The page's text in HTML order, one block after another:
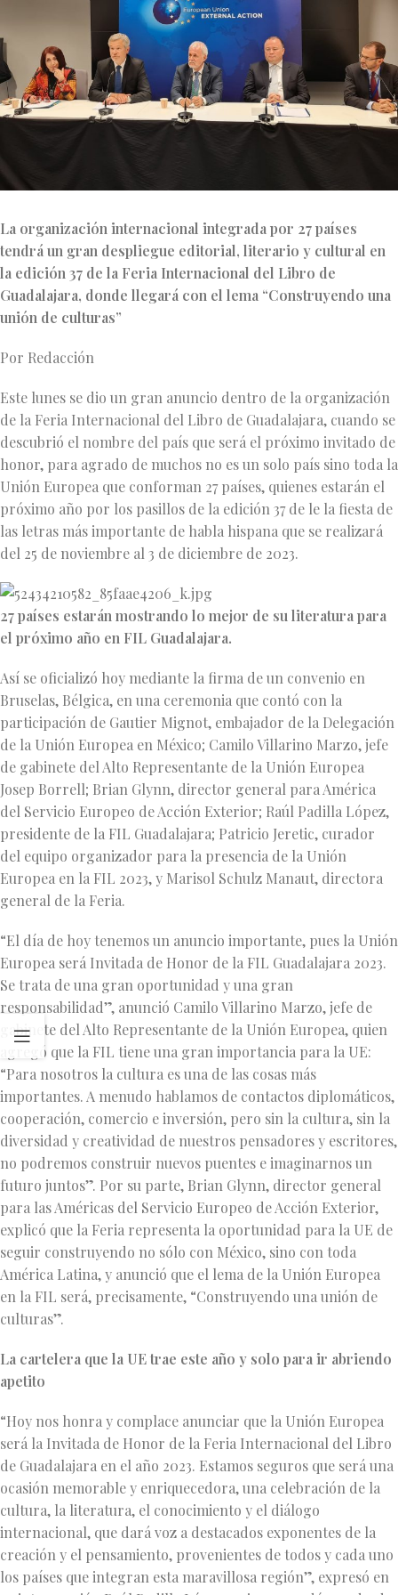
La organización internacional integrada por 27 países
tendrá un gran despliegue editorial, literario y cultural en
la edición 37 de la Feria Internacional del Libro de
Guadalajara, donde llegará con el lema “Construyendo una
unión de culturas”
Por Redacción
Este lunes se dio un gran anuncio dentro de la organización
de la Feria Internacional del Libro de Guadalajara, cuando se
descubrió el nombre del país que será el próximo invitado de
honor, para agrado de muchos no es un solo país sino toda la
Unión Europea que conforman 27 países, quienes estarán el
próximo año por los pasillos de la edición 37 de le la fiesta de
las letras más importante de habla hispana que se realizará
del 25 de noviembre al 3 de diciembre de 2023.
27 países estarán mostrando lo mejor de su literatura para
el próximo año en FIL Guadalajara.
Así se oficializó hoy mediante la firma de un convenio en
Bruselas, Bélgica, en una ceremonia que contó con la
participación de Gautier Mignot, embajador de la Delegación
de la Unión Europea en México; Camilo Villarino Marzo, jefe
de gabinete del Alto Representante de la Unión Europea
Josep Borrell; Brian Glynn, director general para América
del Servicio Europeo de Acción Exterior; Raúl Padilla López,
presidente de la FIL Guadalajara; Patricio Jeretic, curador
del equipo organizador para la presencia de la Unión
Europea en la FIL 2023, y Marisol Schulz Manaut, directora
general de la Feria.
“El día de hoy tenemos un anuncio importante, pues la Unión
Europea será Invitada de Honor de la FIL Guadalajara 2023.
Se trata de una gran oportunidad y una gran
responsabilidad”, anunció Camilo Villarino Marzo, jefe de
gabinete del Alto Representante de la Unión Europea, quien
agregó que la FIL tiene una gran importancia para la UE:
“Para nosotros la cultura es una de las cosas más
importantes. A menudo hablamos de contactos diplomáticos,
cooperación, comercio e inversión, pero sin la cultura, sin la
diversidad y creatividad de nuestros pensadores y escritores,
no podremos construir nuevos puentes e imaginarnos un
futuro juntos”. Por su parte, Brian Glynn, director general
para las Américas del Servicio Europeo de Acción Exterior,
explicó que la Feria representa la oportunidad para la UE de
seguir construyendo no sólo con México, sino con toda
América Latina, y anunció que el lema de la Unión Europea
en la FIL será, precisamente, “Construyendo una unión de
culturas”.
La cartelera que la UE trae este año y solo para ir abriendo
apetito
“Hoy nos honra y complace anunciar que la Unión Europea
será la Invitada de Honor de la Feria Internacional del Libro
de Guadalajara en el año 2023. Estamos seguros que será una
ocasión memorable y enriquecedora, una celebración de la
cultura, la literatura, el conocimiento y el diálogo
internacional, que dará voz a destacados exponentes de la
creación y el pensamiento, provenientes de todos y cada uno
los países que integran esta maravillosa región”, expresó en